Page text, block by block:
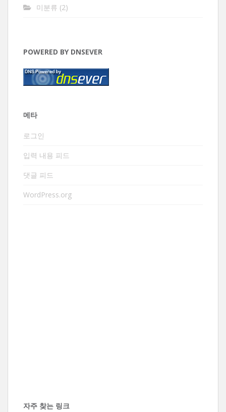
미분류 (2)
POWERED BY DNSEVER
메타
로그인
입력 내용 피드
댓글 피드
WordPress.org
자주 찾는 링크